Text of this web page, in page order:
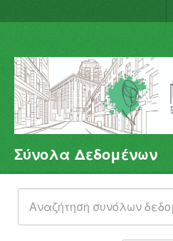
Σύνολα Δεδομένων
Φορείς
Ομάδες
Σχετικά
Σύνολα Δεδομένων